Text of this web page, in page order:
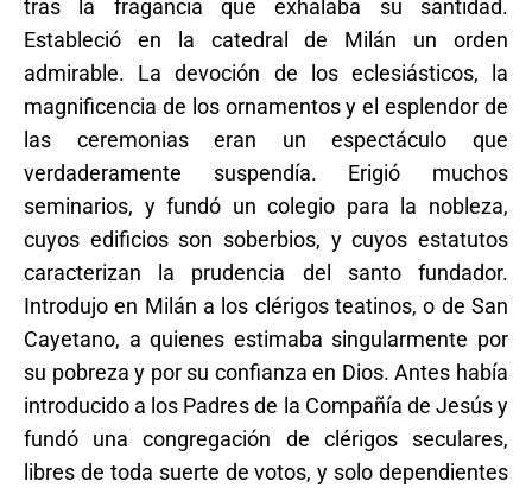
tras la fragancia que exhalaba su santidad.
Estableció en la catedral de Milán un orden
admirable. La devoción de los eclesiásticos, la
magnificencia de los ornamentos y el esplendor de
las ceremonias eran un espectáculo que
verdaderamente suspendía. Erigió muchos
seminarios, y fundó un colegio para la nobleza,
cuyos edificios son soberbios, y cuyos estatutos
caracterizan la prudencia del santo fundador.
Introdujo en Milán a los clérigos teatinos, o de San
Cayetano, a quienes estimaba singularmente por
su pobreza y por su confianza en Dios. Antes había
introducido a los Padres de la Compañía de Jesús y
fundó una congregación de clérigos seculares,
libres de toda suerte de votos, y solo dependientes